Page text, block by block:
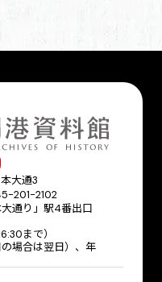
大通3
201-2102
通り」駅4番出口
まで）
場合は翌日）、年